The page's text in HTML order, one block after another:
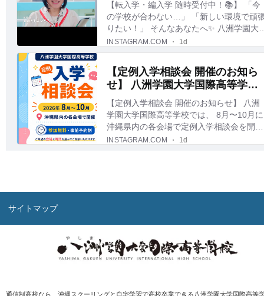
サイトマップ
通信制高校なら、沖縄スクーリングと自宅学習で高校卒業できる八洲学園大学国際高等